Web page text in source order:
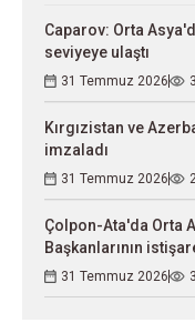
Caparov: Orta
seviyeye ulaştı
31 Temmuz 2026
Kırgızistan ve
imzaladı
31 Temmuz 2026
Çolpon-Ata'da Orta
Başkanlarının
31 Temmuz 2026